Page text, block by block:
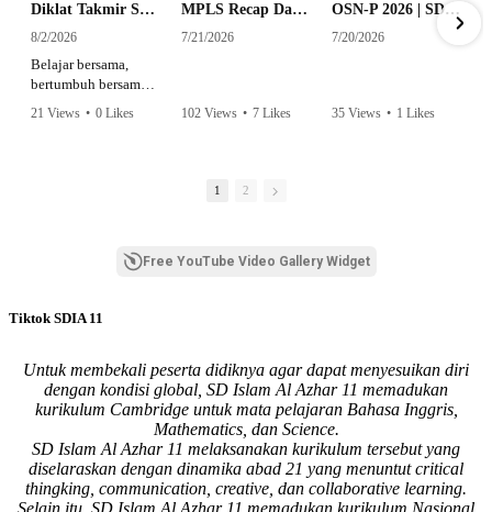
Diklat Takmir SDI Al Azhar 11 Surabaya
8/2/2026
Belajar bersama,
bertumbuh bersama,
amanah.
mencetak pemimpin-
bertanggung jawab,
dengan penuh
keikhlasan.
Bismillah, semoga
setiap langkah
menjadi ladang
kebaikan🌱
21 Views • 0 Likes
MPLS Recap Day 1 - SDI Al Azhar 11 Surabaya
7/21/2026
102 Views • 7 Likes
OSN-P 2026 | SD - 20533043 - SD ISLAM AL AZHAR 11 SURABAYA | IPA
7/20/2026
35 Views • 1 Likes
1 2
Free YouTube Video Gallery Widget
Tiktok SDIA 11
Untuk membekali peserta didiknya agar dapat menyesuikan diri
dengan kondisi global, SD Islam Al Azhar 11 memadukan
kurikulum Cambridge untuk mata pelajaran Bahasa Inggris,
Mathematics, dan Science.
SD Islam Al Azhar 11 melaksanakan kurikulum tersebut yang
diselaraskan dengan dinamika abad 21 yang menuntut critical
thingking, communication, creative, dan collaborative learning.
Selain itu, SD Islam Al Azhar 11 memadukan kurikulum Nasional